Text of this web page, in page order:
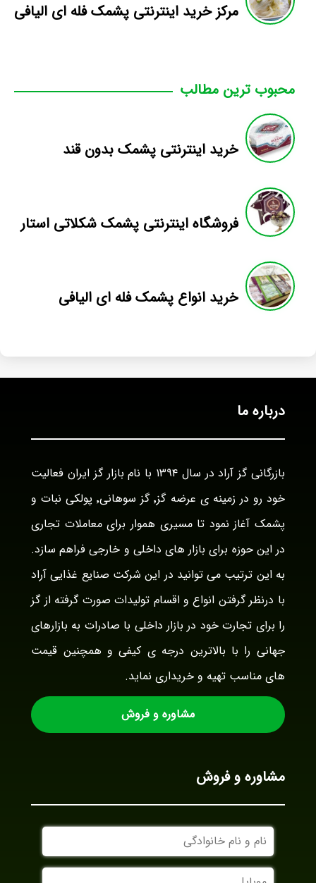
مرکز خرید اینترنتی پشمک فله ای الیافی
محبوب ترین مطالب
خرید اینترنتی پشمک بدون قند
فروشگاه اینترنتی پشمک شکلاتی استار
خرید انواع پشمک فله ای الیافی
درباره ما
بازرگانی گز آراد در سال ۱۳۹۴ با نام بازار گز ایران فعالیت
خود رو در زمینه ی عرضه گز٬ گز سوهانی٬ پولکی نبات و
پشمک آغاز نمود تا مسیری هموار برای معاملات تجاری
در این حوزه برای بازار های داخلی و خارجی فراهم سازد.
به این ترتیب می توانید در این شرکت صنایع غذایی آراد
با درنظر گرفتن انواع و اقسام تولیدات صورت گرفته از گز
را برای تجارت خود در بازار داخلی با صادرات به بازارهای
جهانی را با بالاترین درجه ی کیفی و همچنین قیمت
های مناسب تهیه و خریداری نماید.
مشاوره و فروش
مشاوره و فروش
نام
و
نام
خانوادگی
موبایل